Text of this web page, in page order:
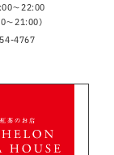
～22:00
～21:00）
4767